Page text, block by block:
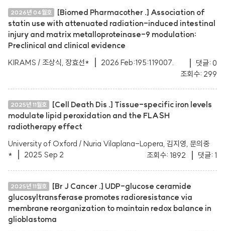
2026년 04월호
[Biomed Pharmacother .] Association of
statin use with attenuated radiation-induced intestinal
injury and matrix metalloproteinase-9 modulation:
Preclinical and clinical evidence
KIRAMS / 조상식, 장효선*
2026 Feb:195:119007.
댓글: 0
조회수: 299
2025년 11월호
[Cell Death Dis .] Tissue-specific iron levels
modulate lipid peroxidation and the FLASH
radiotherapy effect
University of Oxford / Nuria Vilaplana-Lopera, 김지영, 문의중
*
2025 Sep 2 댓글: 1
조회수: 1892
2025년 11월호
[Br J Cancer .] UDP-glucose ceramide
glucosyltransferase promotes radioresistance via
membrane reorganization to maintain redox balance in
glioblastoma